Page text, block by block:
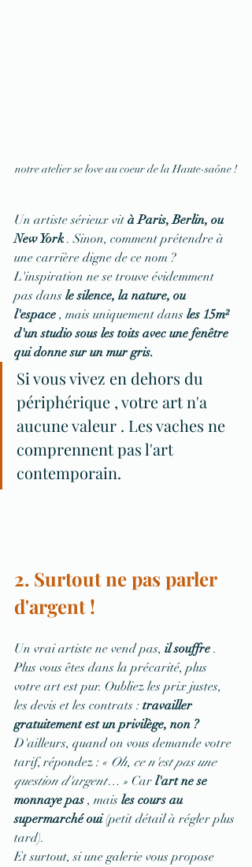
notre atelier se love au coeur de la Haute-saône !
Un artiste sérieux vit à Paris, Berlin, ou
New York . Sinon, comment prétendre à
une carrière digne de ce nom ?
L'inspiration ne se trouve évidemment
pas dans le silence, la nature, ou
l'espace , mais uniquement dans les 15m²
d'un studio sous les toits avec une fenêtre
qui donne sur un mur gris.
Si vous vivez en dehors du
périphérique , votre art n'a
aucune valeur . Les vaches ne
comprennent pas l'art
contemporain.
2. Surtout ne pas parler
d'argent !
Un vrai artiste ne vend pas, il souffre .
Plus vous êtes dans la précarité, plus
votre art est pur. Oubliez les prix justes,
les devis et les contrats : travailler
gratuitement est un privilège, non ?
D'ailleurs, quand on vous demande votre
tarif, répondez : « Oh, ce n'est pas une
question d'argent… » Car l'art ne se
monnaye pas , mais les cours au
supermarché oui (petit détail à régler plus
tard).
Et surtout, si une galerie vous propose